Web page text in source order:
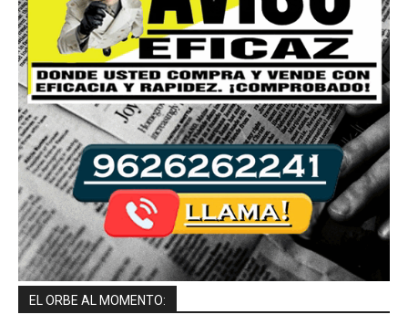
EL ORBE AL MOMENTO: